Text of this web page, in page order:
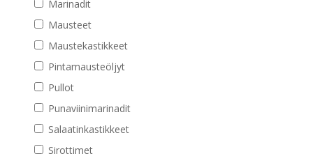
Marinadit
Mausteet
Maustekastikkeet
Pintamausteöljyt
Pullot
Punaviinimarinadit
Salaatinkastikkeet
Sirottimet